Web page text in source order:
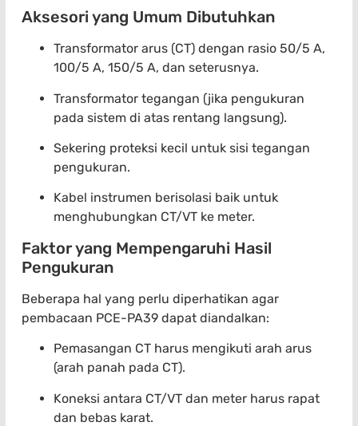
Aksesori yang Umum Dibutuhkan
Transformator arus (CT) dengan rasio 50/5 A,
100/5 A, 150/5 A, dan seterusnya.
Transformator tegangan (jika pengukuran
pada sistem di atas rentang langsung).
Sekering proteksi kecil untuk sisi tegangan
pengukuran.
Kabel instrumen berisolasi baik untuk
menghubungkan CT/VT ke meter.
Faktor yang Mempengaruhi Hasil
Pengukuran
Beberapa hal yang perlu diperhatikan agar
pembacaan PCE-PA39 dapat diandalkan:
Pemasangan CT harus mengikuti arah arus
(arah panah pada CT).
Koneksi antara CT/VT dan meter harus rapat
dan bebas karat.